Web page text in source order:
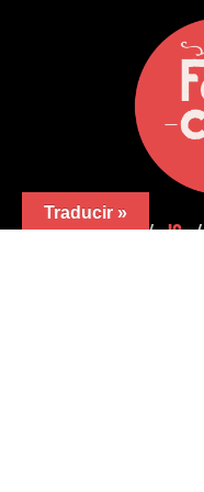
FB./IG.
Traducir »